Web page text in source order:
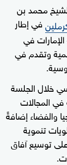
محمد بن
في إطار
في
أن يكون 2026 عام تنمية وتقدم في
خلال الجلسة
المجالات
والفضاء إضافةً
تنموية
توسيع آفاق